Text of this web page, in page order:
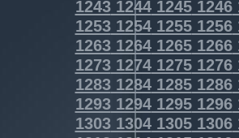
1243124412451246
1253125412551256
1263126412651266
1273127412751276
1283128412851286
1293129412951296
1303130413051306